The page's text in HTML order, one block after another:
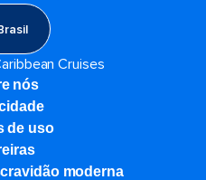
Cruises
nós
de uso
moderna